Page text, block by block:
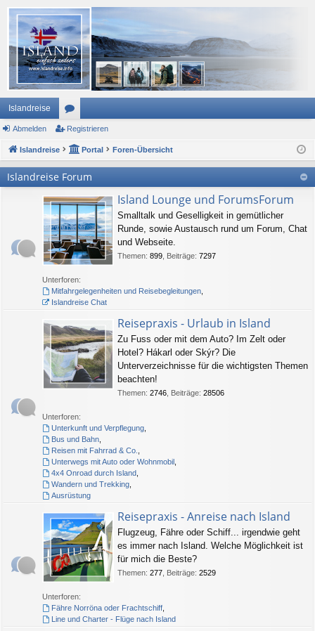
Islandreise
or
en
Abmelden Registrieren
Islandreise Portal Foren-Übersicht
Islandreise Forum
Island Lounge und ForumsForum
Smalltalk und Geselligkeit in gemütlicher
Runde, sowie Austausch rund um Forum, Chat
und Webseite.
Themen: 899 Beiträge: 7297
Unterforen:
Mitfahrgelegenheiten und Reisebegleitungen,
Islandreise Chat
Reisepraxis - Urlaub in Island
Zu Fuss oder mit dem Auto? Im Zelt oder
Hotel? Hákarl oder Skýr? Die
Unterverzeichnisse für die wichtigsten Themen
beachten!
Themen: 2746 Beiträge: 28506
Unterforen:
Unterkunft und Verpflegung,
Bus und Bahn,
Reisen mit Fahrrad & Co.
Unterwegs mit Auto oder Wohnmobil,
4x4 Onroad durch Island,
Wandern und Trekking,
Ausrüstung
Reisepraxis - Anreise nach Island
Flugzeug, Fähre oder Schiff... irgendwie geht
es immer nach Island. Welche Möglichkeit ist
für mich die Beste?
Themen: 277 Beiträge: 2529
Unterforen:
Fähre Norröna oder Frachtschiff,
Line und Charter - Flüge nach Island